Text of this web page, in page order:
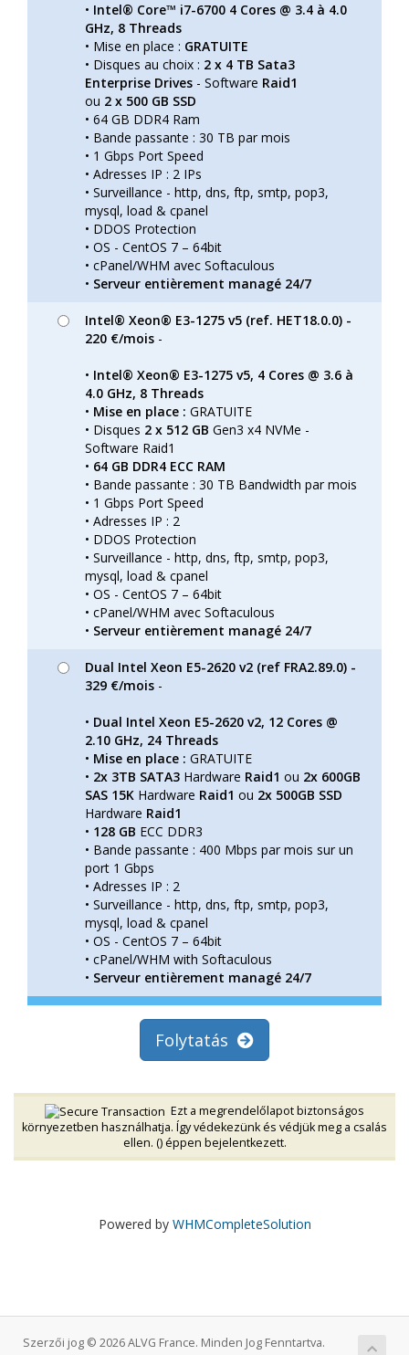
• Intel® Core™ i7-6700 4 Cores @ 3.4 à 4.0
GHz, 8 Threads
• Mise en place : GRATUITE
• Disques au choix : 2 x 4 TB Sata3
Enterprise Drives - Software Raid1
ou 2 x 500 GB SSD
• 64 GB DDR4 Ram
• Bande passante : 30 TB par mois
• 1 Gbps Port Speed
• Adresses IP : 2 IPs
• Surveillance - http, dns, ftp, smtp, pop3,
mysql, load & cpanel
• DDOS Protection
• OS - CentOS 7 – 64bit
• cPanel/WHM avec Softaculous
• Serveur entièrement managé 24/7
Intel® Xeon® E3-1275 v5 (ref. HET18.0.0) -
220 €/mois -
• Intel® Xeon® E3-1275 v5, 4 Cores @ 3.6 à
4.0 GHz, 8 Threads
• Mise en place : GRATUITE
• Disques 2 x 512 GB Gen3 x4 NVMe -
Software Raid1
• 64 GB DDR4 ECC RAM
• Bande passante : 30 TB Bandwidth par mois
• 1 Gbps Port Speed
• Adresses IP : 2
• DDOS Protection
• Surveillance - http, dns, ftp, smtp, pop3,
mysql, load & cpanel
• OS - CentOS 7 – 64bit
• cPanel/WHM avec Softaculous
• Serveur entièrement managé 24/7
Dual Intel Xeon E5-2620 v2 (ref FRA2.89.0) -
329 €/mois -
• Dual Intel Xeon E5-2620 v2, 12 Cores @
2.10 GHz, 24 Threads
• Mise en place : GRATUITE
• 2x 3TB SATA3 Hardware Raid1 ou 2x 600GB
SAS 15K Hardware Raid1 ou 2x 500GB SSD
Hardware Raid1
• 128 GB ECC DDR3
• Bande passante : 400 Mbps par mois sur un
port 1 Gbps
• Adresses IP : 2
• Surveillance - http, dns, ftp, smtp, pop3,
mysql, load & cpanel
• OS - CentOS 7 – 64bit
• cPanel/WHM with Softaculous
• Serveur entièrement managé 24/7
Folytatás
Ezt a megrendelőlapot biztonságos
környezetben használhatja. Így védekezünk és védjük meg a csalás
ellen. () éppen bejelentkezett.
Powered by WHMCompleteSolution
Szerzői jog © 2026 ALVG France. Minden Jog Fenntartva.